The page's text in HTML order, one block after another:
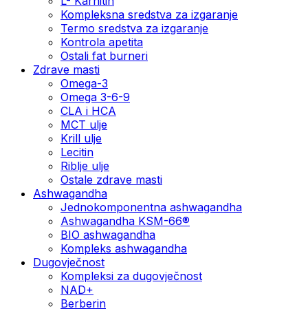
Kompleksna sredstva za izgaranje
Termo sredstva za izgaranje
Kontrola apetita
Ostali fat burneri
Zdrave masti
Omega-3
Omega 3-6-9
CLA i HCA
MCT ulje
Krill ulje
Lecitin
Riblje ulje
Ostale zdrave masti
Ashwagandha
Jednokomponentna ashwagandha
Ashwagandha KSM-66®
BIO ashwagandha
Kompleks ashwagandha
Dugovječnost
Kompleksi za dugovječnost
NAD+
Berberin